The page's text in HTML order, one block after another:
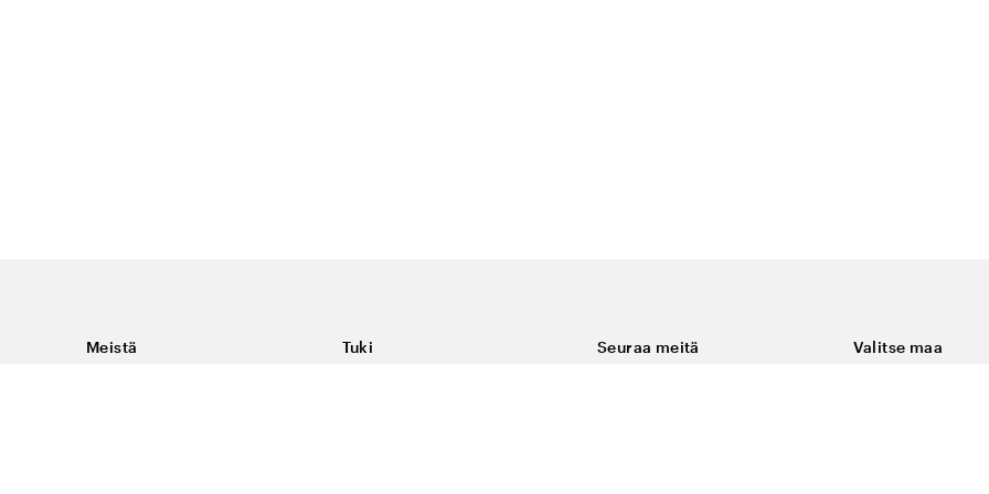
Meistä Tuki Seuraa meitä Valitse maa